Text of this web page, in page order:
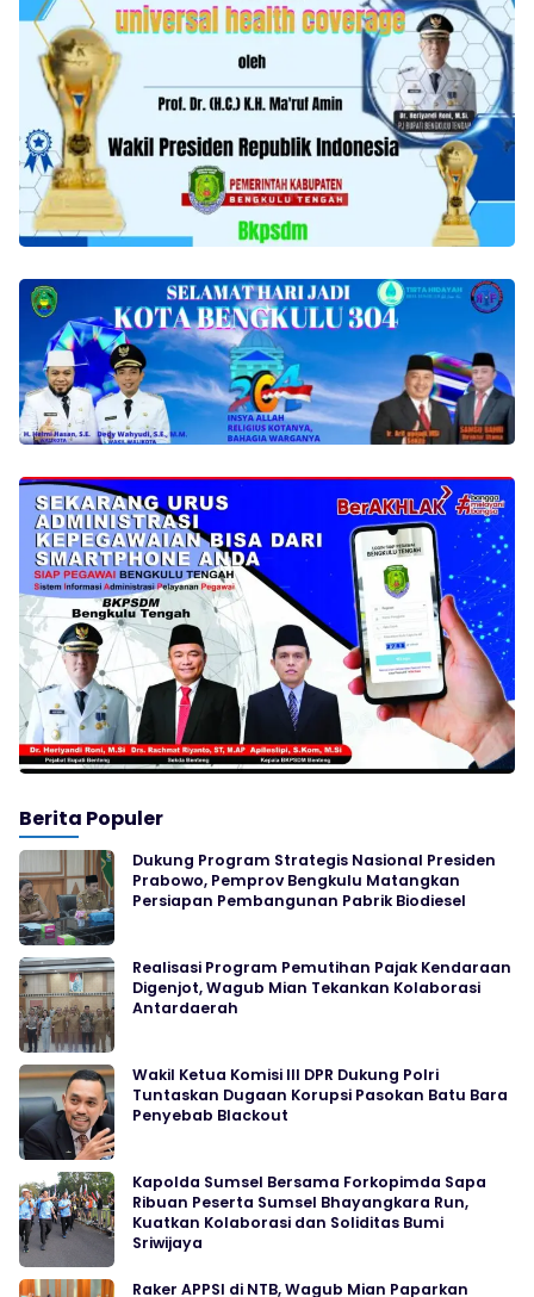
Berita Populer
Dukung Program Strategis Nasional Presiden
Prabowo, Pemprov Bengkulu Matangkan
Persiapan Pembangunan Pabrik Biodiesel
Realisasi Program Pemutihan Pajak Kendaraan
Digenjot, Wagub Mian Tekankan Kolaborasi
Antardaerah
Wakil Ketua Komisi III DPR Dukung Polri
Tuntaskan Dugaan Korupsi Pasokan Batu Bara
Penyebab Blackout
Kapolda Sumsel Bersama Forkopimda Sapa
Ribuan Peserta Sumsel Bhayangkara Run,
Kuatkan Kolaborasi dan Soliditas Bumi
Sriwijaya
Raker APPSI di NTB, Wagub Mian Paparkan